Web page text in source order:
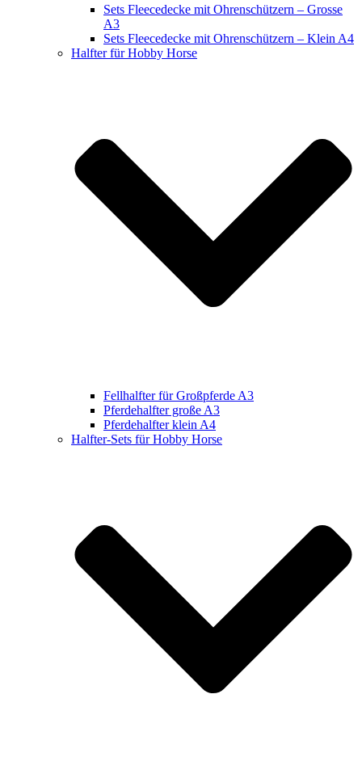
Sets Fleecedecke mit Ohrenschützern – Grosse
A3
Sets Fleecedecke mit Ohrenschützern – Klein A4
Halfter für Hobby Horse
Fellhalfter für Großpferde A3
Pferdehalfter große A3
Pferdehalfter klein A4
Halfter-Sets für Hobby Horse